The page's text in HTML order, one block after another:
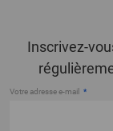
Inscrivez-
Votre adresse e-mail